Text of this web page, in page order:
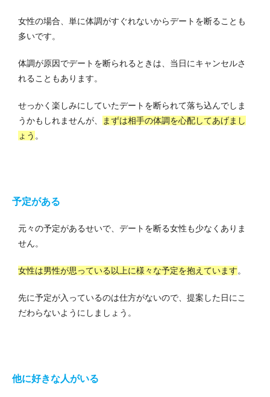
女性の場合、単に体調がすぐれないからデートを断ることも
多いです。
体調が原因でデートを断られるときは、当日にキャンセルさ
れることもあります。
せっかく楽しみにしていたデートを断られて落ち込んでしま
うかもしれませんが、
まずは相手の体調を心配してあげまし
ょう 。
予定がある
元々の予定があるせいで、デートを断る女性も少なくありま
せん。
女性は男性が思っている以上に様々な予定を抱えています。
先に予定が入っているのは仕方がないので、提案した日にこ
だわらないようにしましょう。
他に好きな人がいる